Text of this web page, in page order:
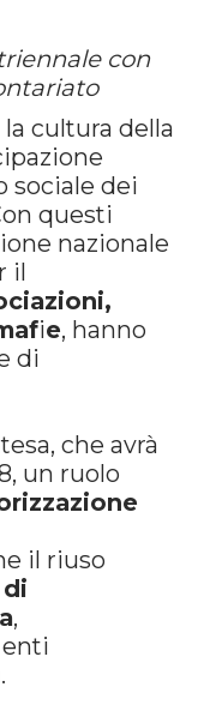
con
cultura della
sociale dei
questi
nazionale
il
ie, hanno
di
che avrà
un ruolo
il riuso
,